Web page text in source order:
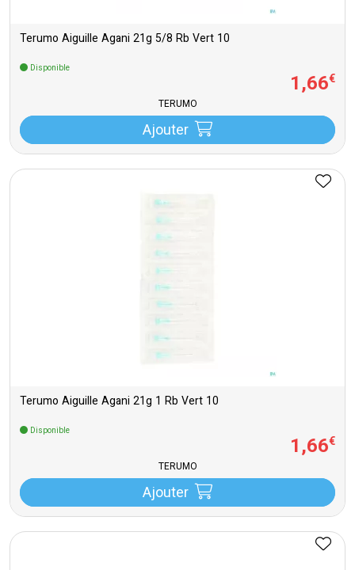
Terumo Aiguille Agani 21g 5/8 Rb Vert 10
Disponible
1,66€
TERUMO
Ajouter
Terumo Aiguille Agani 21g 1 Rb Vert 10
Disponible
1,66€
TERUMO
Ajouter